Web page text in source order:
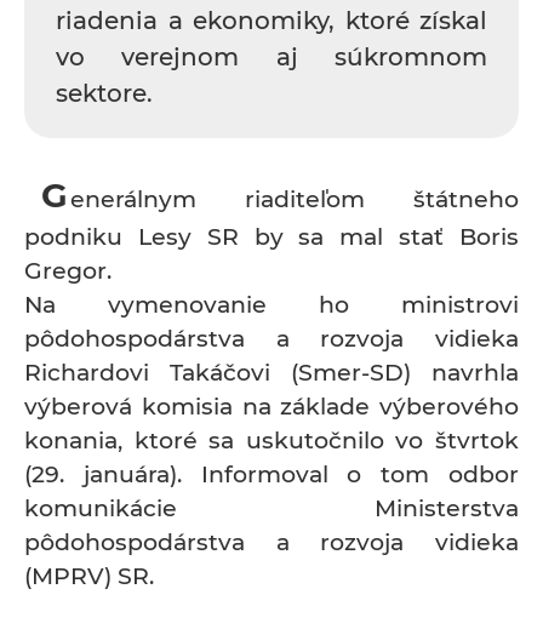
riadenia a ekonomiky, ktoré získal
vo verejnom aj súkromnom
sektore.
Generálnym riaditeľom štátneho
podniku Lesy SR by sa mal stať Boris
Gregor.
Na vymenovanie ho ministrovi
pôdohospodárstva a rozvoja vidieka
Richardovi Takáčovi (Smer-SD) navrhla
výberová komisia na základe výberového
konania, ktoré sa uskutočnilo vo štvrtok
(29. januára). Informoval o tom odbor
komunikácie Ministerstva
pôdohospodárstva a rozvoja vidieka
(MPRV) SR.